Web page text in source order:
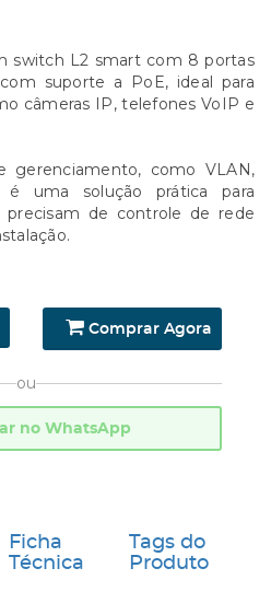
switch L2 smart com 8 portas
suporte a PoE, ideal para
câmeras IP, telefones VoIP e
gerenciamento, como VLAN,
é uma solução prática para
precisam de controle de rede
Comprar Agora
ou
no WhatsApp
Ficha
Técnica
Tags do
Produto